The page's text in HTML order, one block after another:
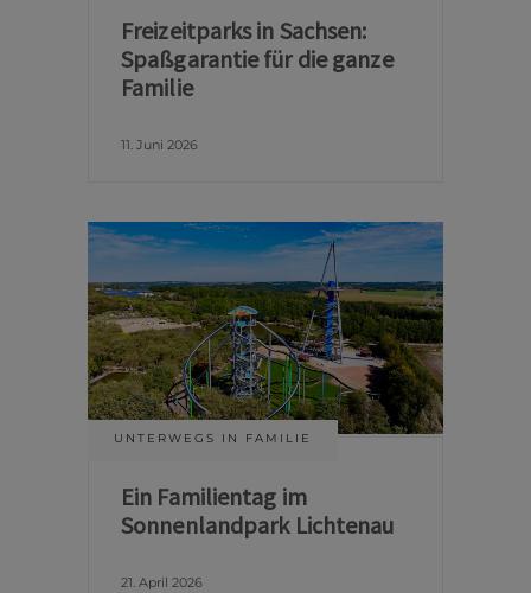
Freizeitparks in Sachsen:
Spaßgarantie für die ganze
Familie
11. Juni 2026
UNTERWEGS IN FAMILIE
Ein Familientag im
Sonnenlandpark Lichtenau
21. April 2026